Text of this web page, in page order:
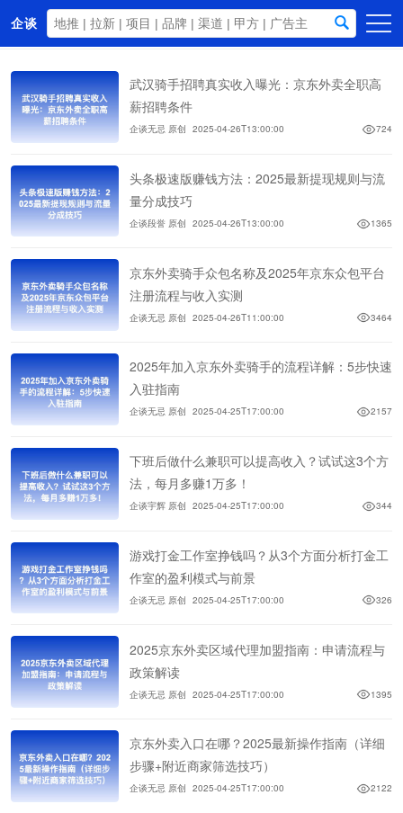
企谈
商务资源
资讯动态
关于我们
武汉骑手招聘真实收入曝光：京东外卖全职高
薪招聘条件
企谈无忌 原创 2025-04-26T13:00:00 724
头条极速版赚钱方法：2025最新提现规则与流
量分成技巧
企谈段誉 原创 2025-04-26T13:00:00 1365
京东外卖骑手众包名称及2025年京东众包平台
注册流程与收入实测
企谈无忌 原创 2025-04-26T11:00:00 3464
2025年加入京东外卖骑手的流程详解：5步快速
入驻指南
企谈无忌 原创 2025-04-25T17:00:00 2157
下班后做什么兼职可以提高收入？试试这3个方
法，每月多赚1万多！
企谈宇辉 原创 2025-04-25T17:00:00 344
游戏打金工作室挣钱吗？从3个方面分析打金工
作室的盈利模式与前景
企谈无忌 原创 2025-04-25T17:00:00 326
2025京东外卖区域代理加盟指南：申请流程与
政策解读
企谈无忌 原创 2025-04-25T17:00:00 1395
京东外卖入口在哪？2025最新操作指南（详细
步骤+附近商家筛选技巧）
企谈无忌 原创 2025-04-25T17:00:00 2122